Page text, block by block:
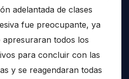
adelantada de clases
fue preocupante, ya
apresuraran todos los
para concluir con las
y se reagendaran todas